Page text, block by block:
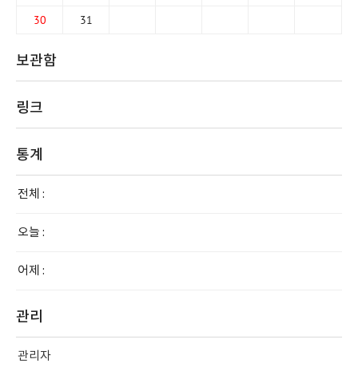
30
31
보관함
링크
통계
전체 :
오늘 :
어제 :
관리
관리자